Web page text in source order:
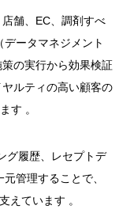
舗、EC、調剤すべ
ータマネジメント
の実行から効果検証
ルティの高い顧客の
す 。
グ履歴、レセプトデ
管理することで、
えています 。